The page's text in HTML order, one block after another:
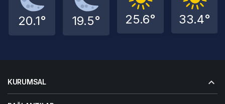
20.1° 19.5° 25.6° 33.4°
KURUMSAL